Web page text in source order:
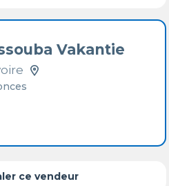
Vakantie
ce vendeur